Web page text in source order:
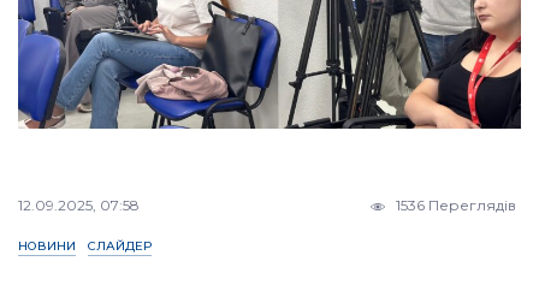
12.09.2025, 07:58 1536 Переглядів
НОВИНИ СЛАЙДЕР